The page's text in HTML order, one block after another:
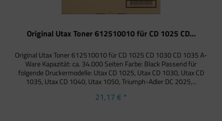
Original Utax Toner 612510010 für CD 1025 CD...
Original Utax Toner 612510010 für CD 1025 CD 1030 CD 1035 A-
Ware Kapazität: ca. 34.000 Seiten Farbe: Black Passend für
folgende Druckermodelle: Utax CD 1025, Utax CD 1030, Utax CD
1035, Utax CD 1040, Utax 1050, Triumph-Adler DC 2025,...
21,17 € *